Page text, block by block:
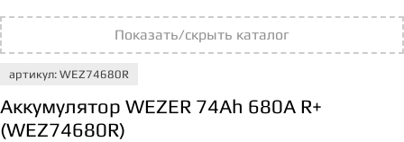
Показать/скрыть каталог
артикул: WEZ74680R
Аккумулятор WEZER 74Ah 680A R+
(WEZ74680R)